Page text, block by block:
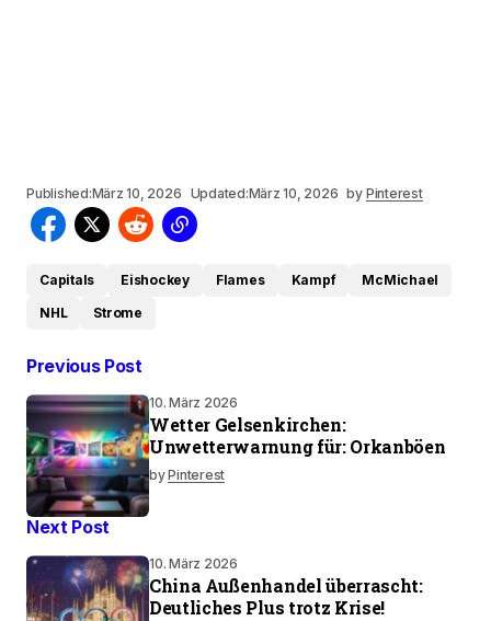
Published:März 10, 2026 Updated:März 10, 2026 by Pinterest
Capitals Eishockey Flames Kampf
McMichael
NHL
Strome
Previous Post
10. März 2026
Wetter Gelsenkirchen:
Unwetterwarnung für: Orkanböen
byPinterest
Next Post
10. März 2026
China Außenhandel überrascht:
Deutliches Plus trotz Krise!